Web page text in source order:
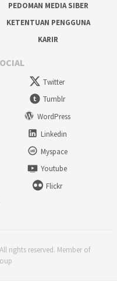
PEDOMAN MEDIA SIBER
KETENTUAN PENGGUNA
KARIR
Twitter
Tumblr
WordPress
Linkedin
Myspace
Youtube
Flickr
rights reserved. Member of